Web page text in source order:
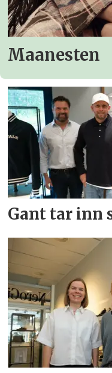
Maanesten
Gant tar inn